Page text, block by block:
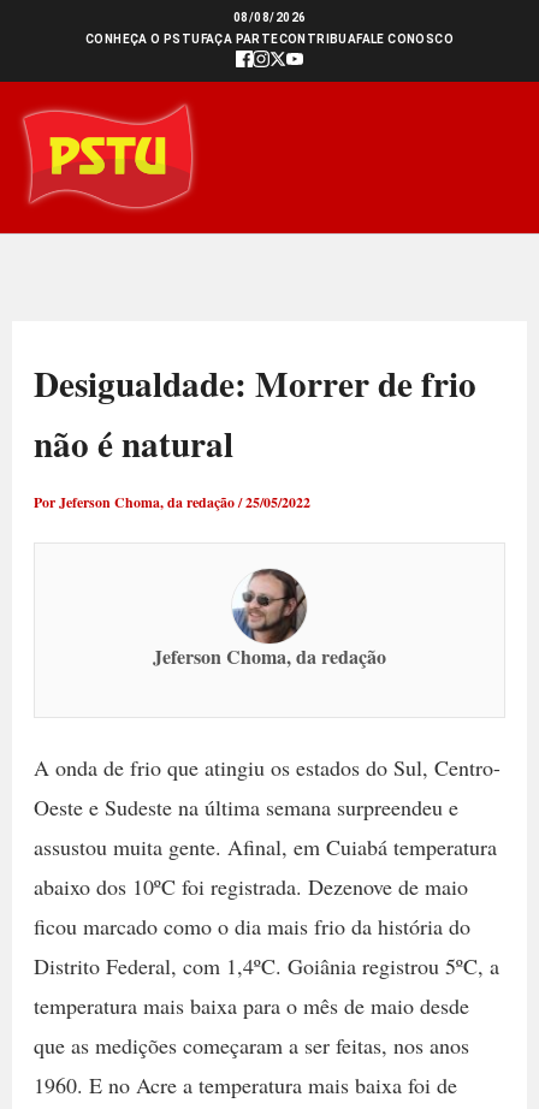
conteúdo
08/08/2026
CONHEÇA O PSTU FAÇA PARTECONTRIBUAFALE CONOSCO
Desigualdade: Morrer de frio
não é natural
PorJeferson Choma, da redação/25/05/2022
Jeferson Choma, da redação
A onda de frio que atingiu os estados do Sul, Centro-
Oeste e Sudeste na última semana surpreendeu e
assustou muita gente. Afinal, em Cuiabá temperatura
abaixo dos 10ºC foi registrada. Dezenove de maio
ficou marcado como o dia mais frio da história do
Distrito Federal, com 1,4ºC. Goiânia registrou 5ºC, a
temperatura mais baixa para o mês de maio desde
que as medições começaram a ser feitas, nos anos
1960. E no Acre a temperatura mais baixa foi de